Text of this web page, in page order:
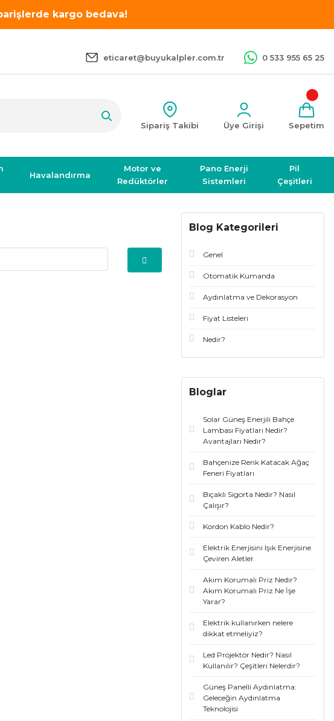
kargo bedava!
eticaret@buyukalpler.com.tr 0 533 955 65 25
Sipariş Takibi Üye Girişi Sepetim
Havalandırma
Motor ve
Redüktörler
Pano Enerji
Sistemleri
Pil
Çeşitleri
Blog Kategorileri
Genel
Otomatik Kumanda
Aydınlatma ve Dekorasyon
Fiyat Listeleri
Nedir?
Bloglar
Solar Güneş Enerjili Bahçe
Lambası Fiyatları Nedir?
Avantajları Nedir?
Bahçenize Renk Katacak Ağaç
Feneri Fiyatları
Bıçaklı Sigorta Nedir? Nasıl
Çalışır?
Kordon Kablo Nedir?
Elektrik Enerjisini Işık Enerjisine
Çeviren Aletler
Akım Korumalı Priz Nedir?
Akım Korumalı Priz Ne İşe
Yarar?
Elektrik kullanırken nelere
dikkat etmeliyiz?
Led Projektör Nedir? Nasıl
Kullanılır? Çeşitleri Nelerdir?
Güneş Panelli Aydınlatma:
Geleceğin Aydınlatma
Teknolojisi